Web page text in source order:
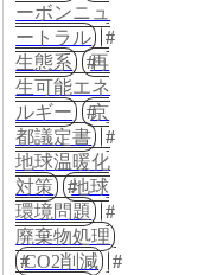
ーボンニュ
ートラル
生態系
再
生可能エネ
ルギー
京
都議定書
地球温暖化
対策
地球
環境問題
廃棄物処理
CO2削減